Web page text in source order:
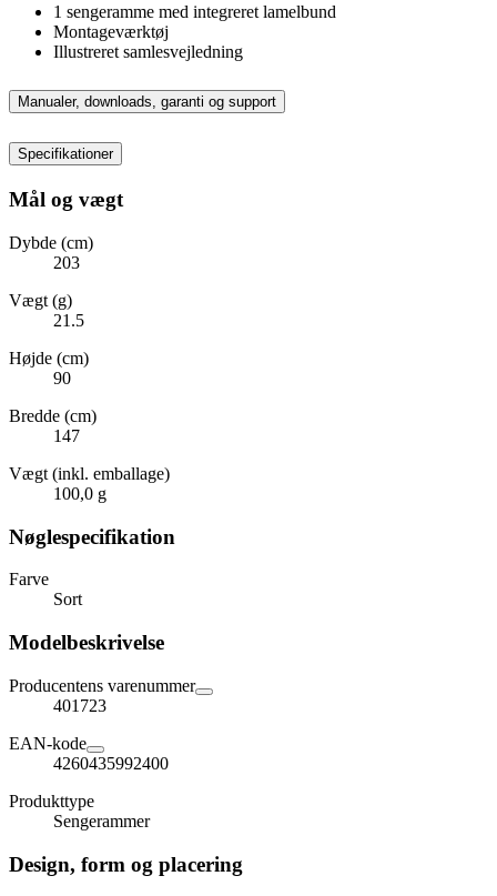
1 sengeramme med integreret lamelbund
Montageværktøj
Illustreret samlesvejledning
Manualer, downloads, garanti og support
Specifikationer
Mål og vægt
Dybde (cm)
203
Vægt (g)
21.5
Højde (cm)
90
Bredde (cm)
147
Vægt (inkl. emballage)
100,0 g
Nøglespecifikation
Farve
Sort
Modelbeskrivelse
Producentens varenummer
401723
EAN-kode
4260435992400
Produkttype
Sengerammer
Design, form og placering